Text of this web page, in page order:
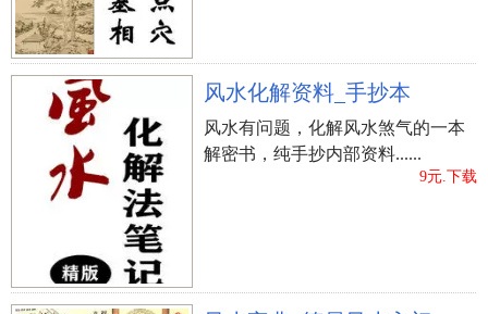
风水化解资料_手抄本
风水有问题，化解风水煞气的一本
解密书，纯手抄内部资料......
9元.下载